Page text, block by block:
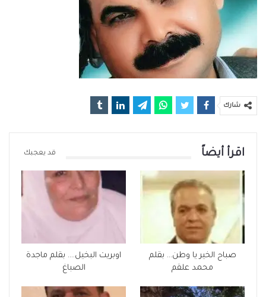
شارك
اقرأ أيضاً قد يعجبك
صباح الخير يا وطن… بقلم
محمد علقم
اوبريت البخيل…. بقلم ماجدة
الصباغ